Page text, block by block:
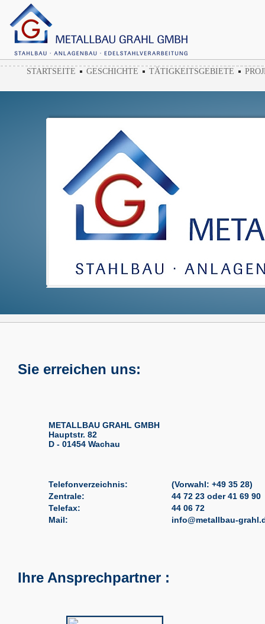
STARTSEITE GESCHICHTE TÄTIGKEITSGEBIETE
Sie erreichen uns:
METALLBAU GRAHL GMBH
Hauptstr. 82
D - 01454 Wachau
Telefonverzeichnis:
(Vorwahl: +49 35 28)
Zentrale:
44 72 23 oder 41 69 90
Telefax:
44 06 72
Mail:
info@metallbau-
Ihre Ansprechpartner :